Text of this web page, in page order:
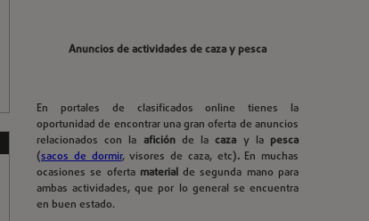
Anuncios de actividades de caza y pesca
En portales de clasificados online tienes la
oportunidad de encontrar una gran oferta de anuncios
relacionados con la aficiónde lacaza y la pesca
(sacos de dormir, visores de caza, etc).En muchas
ocasiones se oferta materialde segunda mano para
ambas actividades, que por lo general se encuentra
en buen estado.